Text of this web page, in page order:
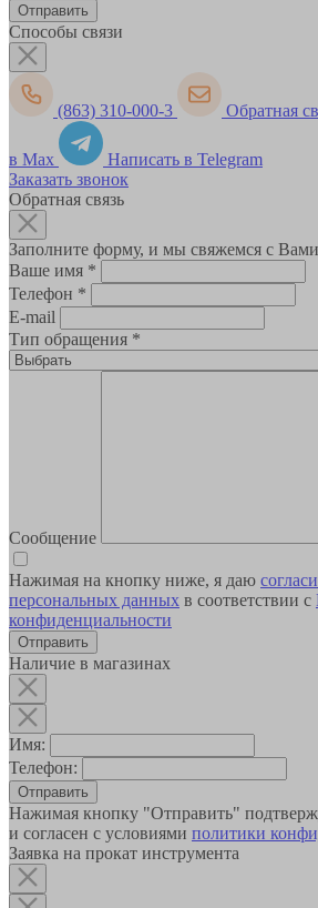
Способы связи
(863) 310-000-3 Обратная
в Max
Написать в Telegram
Заказать звонок
Обратная связь
Заполните форму, и мы свяжемся с
Ваше имя *
Телефон *
E-mail
Тип обращения *
Сообщение
Нажимая на кнопку ниже, я даю
персональных данных в соответствии с
конфиденциальности
Наличие в магазинах
Имя:
Телефон:
Отправить
Нажимая кнопку "Отправить"
и согласен с условиями политики
Заявка на прокат инструмента